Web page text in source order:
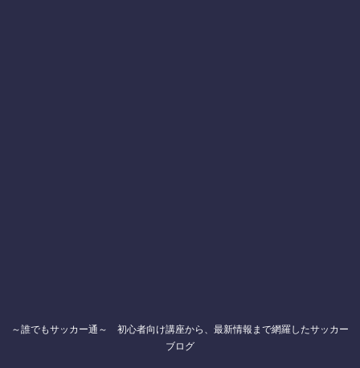
～誰でもサッカー通～ 初心者向け講座から、最新情報まで網羅したサッカー
ブログ